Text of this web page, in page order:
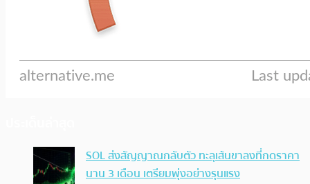
SOL ส่งสัญญาณกลับตัว ทะลุเส้นขาลงที่กดราคา
นาน 3 เดือน เตรียมพุ่งอย่างรุนแรง